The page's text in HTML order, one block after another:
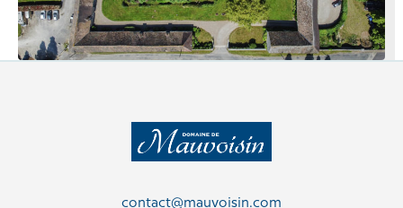
contact@mauvoisin.com